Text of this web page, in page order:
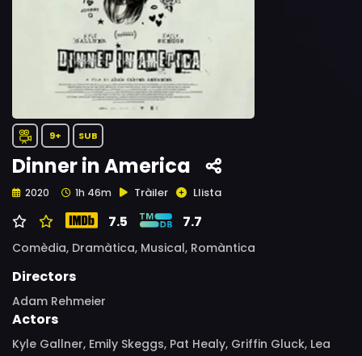
9+ SUB
Dinner in America
2020 1h 46m Tràiler Llista
7.5 7.7
Comèdia, Dramàtica, Musical, Romàntica
Directors
Adam Rehmeier
Actors
Kyle Gallner, Emily Skeggs, Pat Healy, Griffin Gluck, Lea